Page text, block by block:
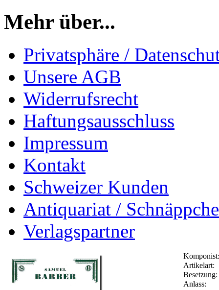
Mehr über...
Privatsphäre /
Unsere AGB
Widerrufsrecht
Haftungsausschluss
Impressum
Kontakt
Schweizer Kunden
Antiquariat /
Verlagspartner
Komponist:
Artikelart:
Besetzung:
Anlass: